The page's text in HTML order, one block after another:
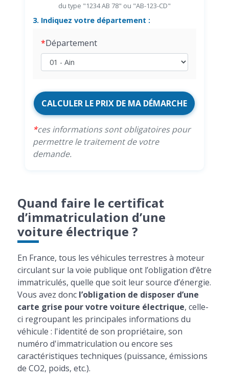
du type "1234 AB 78" ou "AB-123-CD"
3. Indiquez votre département :
Département
CALCULER LE PRIX DE MA DÉMARCHE
ces informations sont obligatoires pour
permettre le traitement de votre
demande.
Quand faire le certificat
d’immatriculation d’une
voiture électrique ?
En France, tous les véhicules terrestres à moteur
circulant sur la voie publique ont l’obligation d’être
immatriculés, quelle que soit leur source d’énergie.
Vous avez donc l’obligation de disposer d’une
carte grise pour votre voiture électrique, celle-
ci regroupant les principales informations du
véhicule : l'identité de son propriétaire, son
numéro d'immatriculation ou encore ses
caractéristiques techniques (puissance, émissions
de CO2, poids, etc.).